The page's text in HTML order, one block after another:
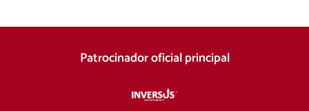
Patrocinador oficial principal